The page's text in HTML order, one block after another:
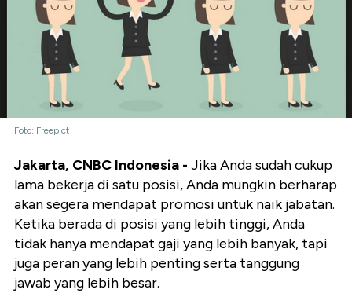
Foto: Freepict
Jakarta, CNBC Indonesia - Jika Anda sudah cukup
lama bekerja di satu posisi, Anda mungkin berharap
akan segera mendapat promosi untuk naik jabatan.
Ketika berada di posisi yang lebih tinggi, Anda
tidak hanya mendapat gaji yang lebih banyak, tapi
juga peran yang lebih penting serta tanggung
jawab yang lebih besar.